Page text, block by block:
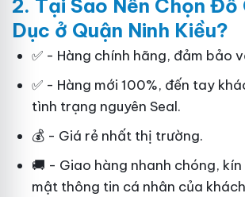
2. Tại Sao Nên Chọn Đồ
Dục ở Quận Ninh Kiều?
✅ - Hàng chính hãng, đảm bảo
✅ - Hàng mới 100%, đến tay
tình trạng nguyên Seal.
💰 - Giá rẻ nhất thị trường.
🚚 - Giao hàng nhanh chóng,
mật thông tin cá nhân của